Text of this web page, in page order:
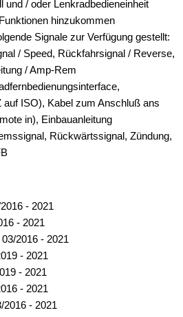
und / oder Lenkradbedieneinheit
hinzukommen
Signale zur Verfügung gestellt:
/ Speed, Rückfahrsignal / Reverse,
/ Amp-Rem
ISO), Kabel zum Anschluß ans
in), Einbauanleitung
Rückwärtssignal, Zündung,
- 2021
- 2021
2016 - 2021
- 2021
- 2021
- 2021
2016 - 2021